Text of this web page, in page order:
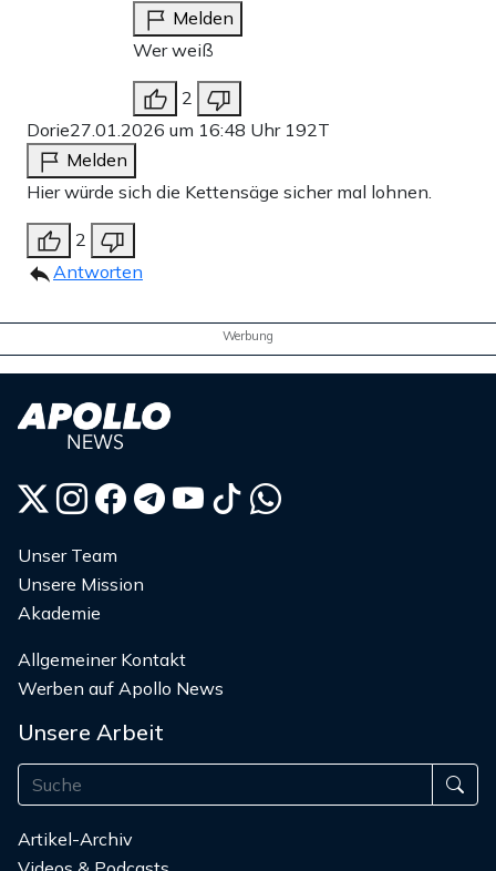
Melden
Wer weiß
2
Dorie27.01.2026 um 16:48 Uhr 192T
Melden
Hier würde sich die Kettensäge sicher mal lohnen.
2
Antworten
Werbung
Unser Team
Unsere Mission
Akademie
Allgemeiner Kontakt
Werben auf Apollo News
Unsere Arbeit
Artikel-Archiv